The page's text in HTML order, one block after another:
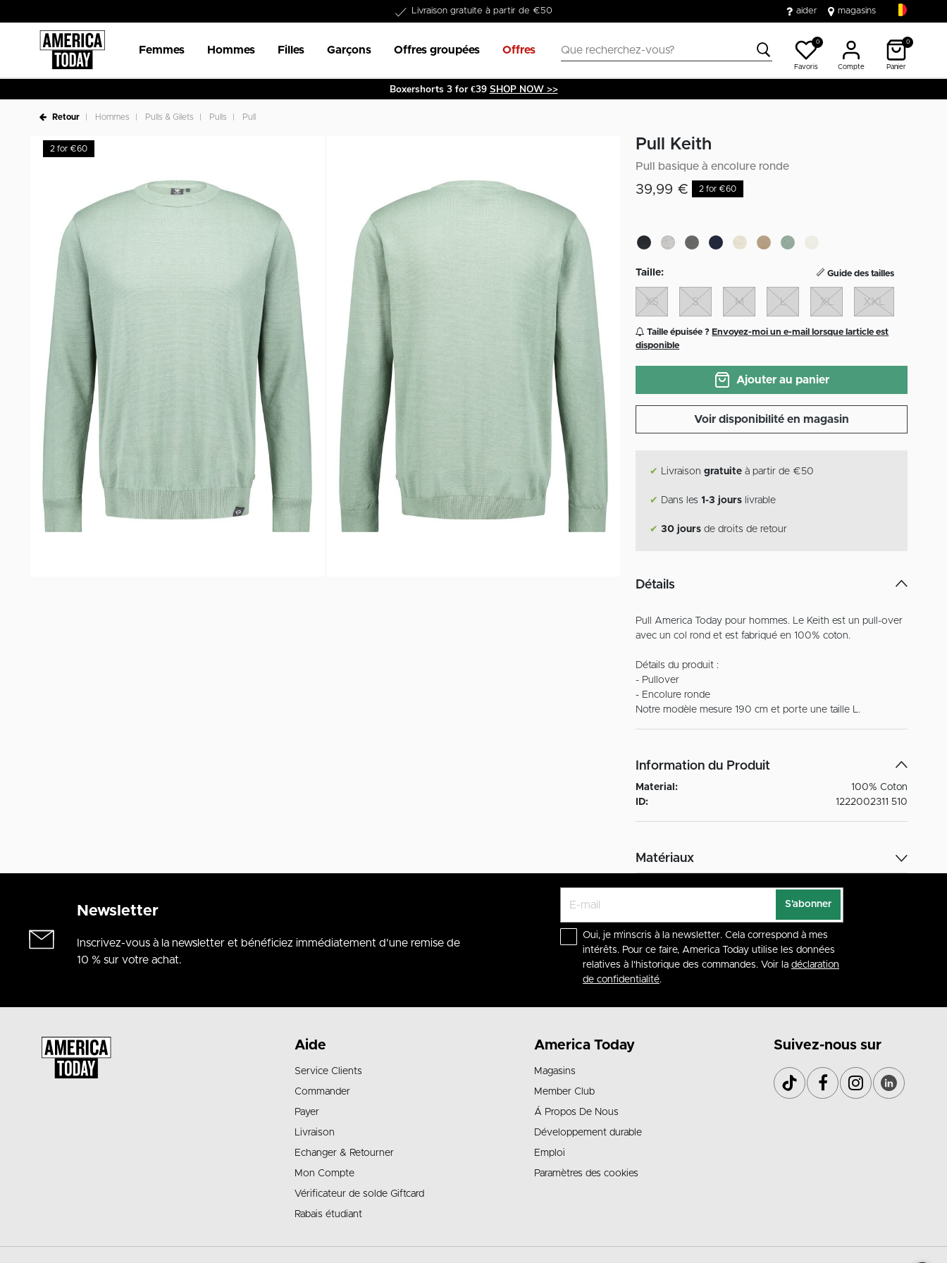
Livraison gratuite à partir de €50 aider magasins
Femmes Hommes Filles Garçons Offres groupées Offres
0
Favoris Compte
0
Panier
Boxershorts 3 for €39 SHOP NOW >>
Retour Hommes Pulls & Gilets Pulls Pull
2 for €60 Pull Keith
Pull basique à encolure ronde
39,99 € 2 for €60
Taille: Guide des tailles
XS S M L XL XXL
Taille épuisée ? Envoyez-moi un e-mail lorsque larticle est
disponible
Ajouter au panier
Voir disponibilité en magasin
✔ Livraisongratuite à partir de €50
✔ Dans les1-3 jours livrable
✔ 30 jours de droits de retour
Détails
Pull America Today pour hommes. Le Keith est un pull-over
avec un col rond et est fabriqué en 100% coton.
Détails du produit :
- Pullover
- Encolure ronde
Information du Produit
Material:
100% Coton
ID:
1222002311 510
Matériaux
Newsletter
Inscrivez-vous à la newsletter et bénéficiez immédiatement d'une remise de
10 % sur votre achat.
S'abonner
Oui, je m'inscris à la newsletter. Cela correspond à mes
intérêts. Pour ce faire, America Today utilise les données
relatives à l'historique des commandes. Voir la déclaration
de confidentialité.
Aide
Service Clients
Commander
Payer
Livraison
Echanger & Retourner
Mon Compte
Vérificateur de solde Giftcard
Rabais étudiant
America Today
Magasins
Member Club
Á Propos De Nous
Développement durable
Emploi
Paramètres des cookies
Suivez-nous sur